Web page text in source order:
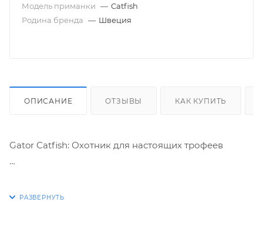
Модель приманки — Catfish
Родина бренда — Швеция
ОПИСАНИЕ ОТЗЫВЫ КАК КУПИТЬ
Gator Catfish: Охотник для настоящих трофеев